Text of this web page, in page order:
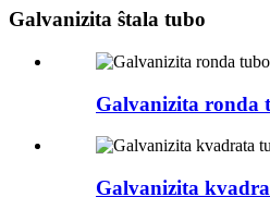
Galvanizita ŝtala tubo
Galvanizita ronda
Galvanizita